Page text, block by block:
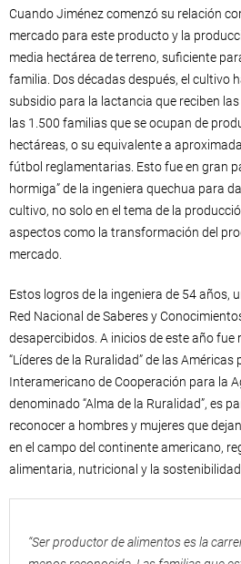
Cuando Jiménez comenzó su relación
mercado para este producto y la
media hectárea de terreno, suficiente
familia. Dos décadas después, el cultivo
subsidio para la lactancia que reciben
las 1.500 familias que se ocupan de
hectáreas, o su equivalente a
fútbol reglamentarias. Esto fue en gran
hormiga” de la ingeniera quechua para
cultivo, no solo en el tema de la
aspectos como la transformación del
mercado.
Estos logros de la ingeniera de 54 años,
Red Nacional de Saberes y
desapercibidos. A inicios de este año
“Líderes de la Ruralidad” de las
Interamericano de Cooperación para la
denominado “Alma de la Ruralidad”, es
reconocer a hombres y mujeres que
en el campo del continente americano,
alimentaria, nutricional y la
“Ser productor de alimentos es la